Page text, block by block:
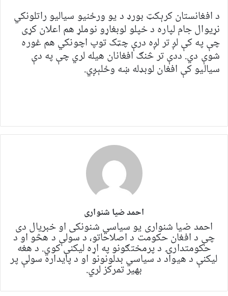
د افغانستان کرېکټ بورډ د یو ورځنیو سیالیو راتلونکي
نړیوال جام لپاره د خپلو لوبغاړو نوملړ هم اعلان کړی
چې په کې لږ تر لږه درې چټک توپ اچونکي هم غوره
شوې دي. ددې تر څنګ افغانان هيله لري چې په دې
سیالیو کې افغان لوبډله ښه وځلېږي.
احمد ضیا شنواری
احمد ضیا شنواری یو سياسي شنونکی او خبریال دی
چې د افغان حکومت د اصلاحاتو، د سولې د هڅو او د
حکومتدارۍ د پرمختګونو په اړه لیکنې کوي. د هغه
لیکنې د هیواد د سیاسي بدلونونو او د پایداره سولې پر
بهیر تمرکز لري.